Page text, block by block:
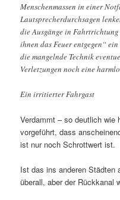
Menschenmassen in einer
Lautsprecherdurchsagen
die Ausgänge in
ihnen das Feuer entgegen“
die mangelnde Technik
Verletzungen noch eine
Ein irritierter Fahrgast
Verdammt – so deutlich wie
vorgeführt, dass
ist nur noch Schrottwert ist.
Ist das ins anderen Städten
überall, aber der Rückkanal